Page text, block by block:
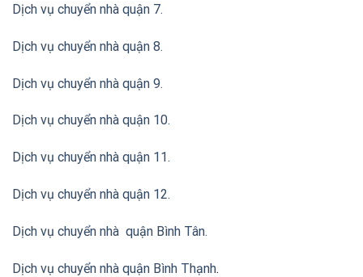
Dịch vụ chuyển nhà quận 7.
Dịch vụ chuyển nhà quận 8.
Dịch vụ chuyển nhà quận 9.
Dịch vụ chuyển nhà quận 10.
Dịch vụ chuyển nhà quận 11.
Dịch vụ chuyển nhà quận 12.
Dịch vụ chuyển nhà quận Bình Tân.
Dịch vụ chuyển nhà quận Bình Thạnh.